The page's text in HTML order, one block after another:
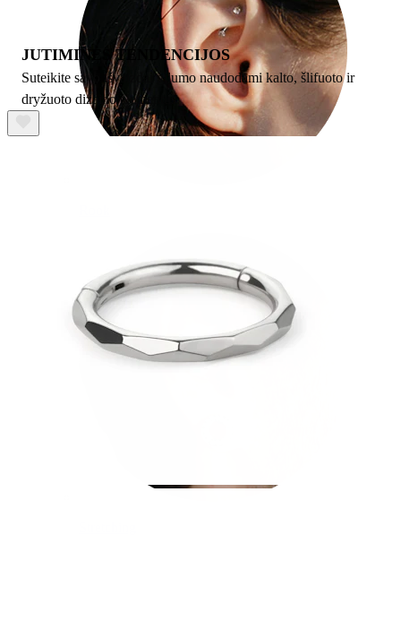
JUTIMINĖS TENDENCIJOS
Suteikite savo išvaizdai gilumo naudodami kalto, šlifuoto ir
dryžuoto dizaino elementus.